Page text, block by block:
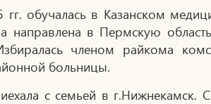
обучалась в Казанском
направлена в Пермскую
членом райкома
больницы.
с семьей в г.Нижнекамск.